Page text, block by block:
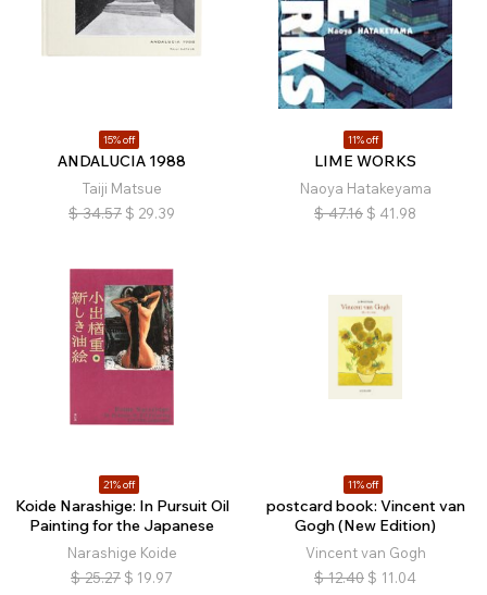
15% off
ANDALUCIA 1988
Taiji Matsue
$ 34.57 $ 29.39
11% off
LIME WORKS
Naoya Hatakeyama
$ 47.16 $ 41.98
21% off
Koide Narashige: In Pursuit Oil
Painting for the Japanese
Narashige Koide
$ 25.27 $ 19.97
11% off
postcard book: Vincent van
Gogh (New Edition)
Vincent van Gogh
$ 12.40 $ 11.04